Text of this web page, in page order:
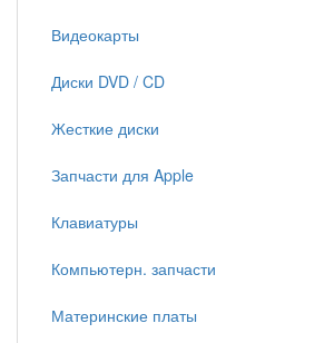
Видеокарты
Диски DVD / CD
Жесткие диски
Запчасти для Apple
Клавиатуры
Компьютерн. запчасти
Материнские платы